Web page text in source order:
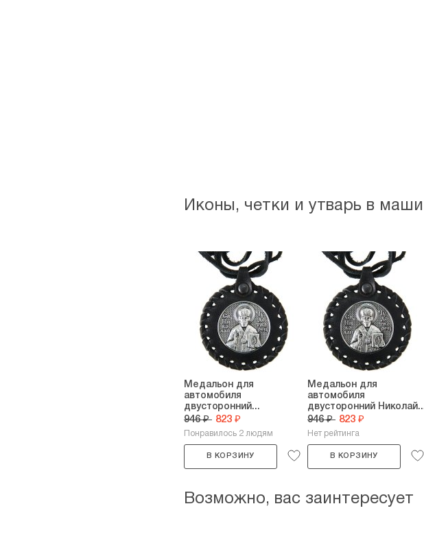
Иконы, четки и утварь в
Медальон для
автомобиля
двусторонний...
946 ₽ 823 ₽
Понравилось 2 людям
В КОРЗИНУ
Медальон для
автомобиля
двусторонний
946 ₽ 823 ₽
Нет рейтинга
В КОРЗИНУ
Возможно, вас заинтересует